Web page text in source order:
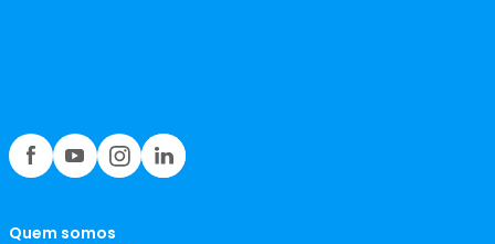
Quem somos